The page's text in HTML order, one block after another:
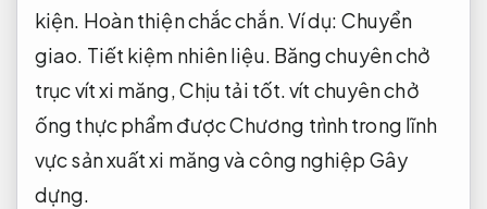
kiện. Hoàn thiện chắc chắn.Ví dụ: Chuyển
giao. Tiết kiệm nhiên liệu. Băng chuyên chở
trục vít xi măng,Chịu tải tốt.vít chuyên chở
ống thực phẩm được Chương trình trong lĩnh
vực sản xuất xi măng và công nghiệp Gây
dựng.